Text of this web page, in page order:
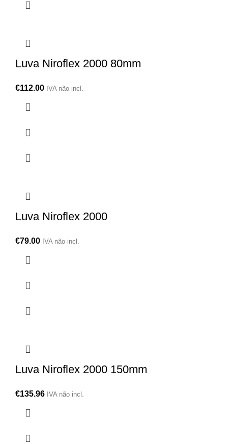
Luva Niroflex 2000 80mm
€112.00 IVA não incl.
Luva Niroflex 2000
€79.00 IVA não incl.
Luva Niroflex 2000 150mm
€135.96 IVA não incl.